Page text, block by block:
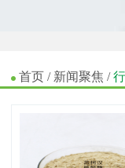
首页 / 新闻聚焦 /